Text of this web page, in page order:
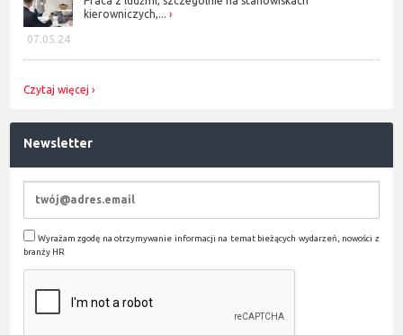
07.05.24
kierowniczych,...
Czytaj więcej
Newsletter
Wyrażam zgodę na otrzymywanie informacji na temat bieżących wydarzeń, nowości z
branży HR